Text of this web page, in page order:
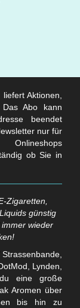
Aktionen,
Abo kann
beendet
nur für
Onlineshops
ob Sie in
Zigaretten,
günstig
wieder
Lynden,
eine große
Aromen über
bis hin zu